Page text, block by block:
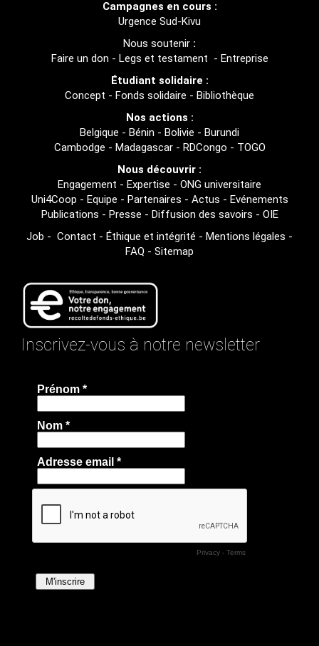
Campagnes en cours :
Urgence Sud-Kivu
Nous soutenir :
Faire un don - Legs et testament - Entreprise
Étudiant solidaire :
Concept - Fonds solidaire - Bibliothèque
Nos actions :
Belgique - Bénin - Bolivie - Burundi
Cambodge - Madagascar- RDCongo - TOGO
Nous découvrir :
Engagement - Expertise - ONG universitaire
Uni4Coop - Equipe - Partenaires - Actus - Evénements
Publications - Presse - Diffusion des savoirs - OIE
Job - Contact - Éthique et intégrité - Mentions légales -
FAQ - Sitemap
Inscrivez-vous à notre newsletter